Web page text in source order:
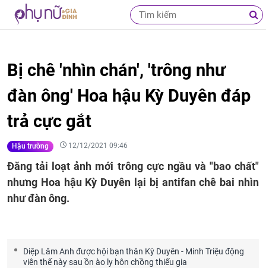
Bị chê 'nhìn chán', 'trông như
đàn ông' Hoa hậu Kỳ Duyên đáp
trả cực gắt
Hậu trường 12/12/2021 09:46
Đăng tải loạt ảnh mới trông cực ngầu và "bao chất"
nhưng Hoa hậu Kỳ Duyên lại bị antifan chê bai nhìn
như đàn ông.
Diệp Lâm Anh được hội bạn thân Kỳ Duyên - Minh Triệu động
viên thế này sau ồn ào ly hôn chồng thiếu gia